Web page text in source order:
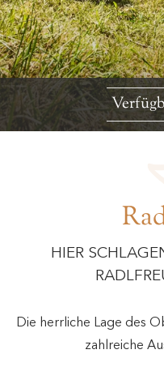
HIER
Die herrliche Lage des
zahlreiche